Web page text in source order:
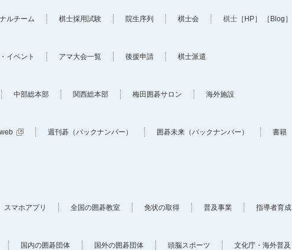
ルチーム 棋士採用試験 院生序列 棋士会 棋士 ［HP］ ［Blog］
イベント アマ大会一覧 後援申請 棋士派遣
中部総本部 関西総本部 梅田囲碁サロン 海外施設
週刊碁（バックナンバー） 囲碁未来（バックナンバー） 書籍
スマホアプリ 全国の囲碁教室 免状の取得 普及事業 指導者育成
国内の囲碁団体 国外の囲碁団体 頭脳スポーツ 文化庁・海外普及